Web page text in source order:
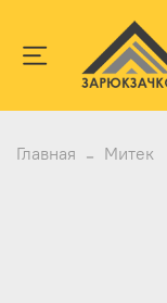
Главная Митек